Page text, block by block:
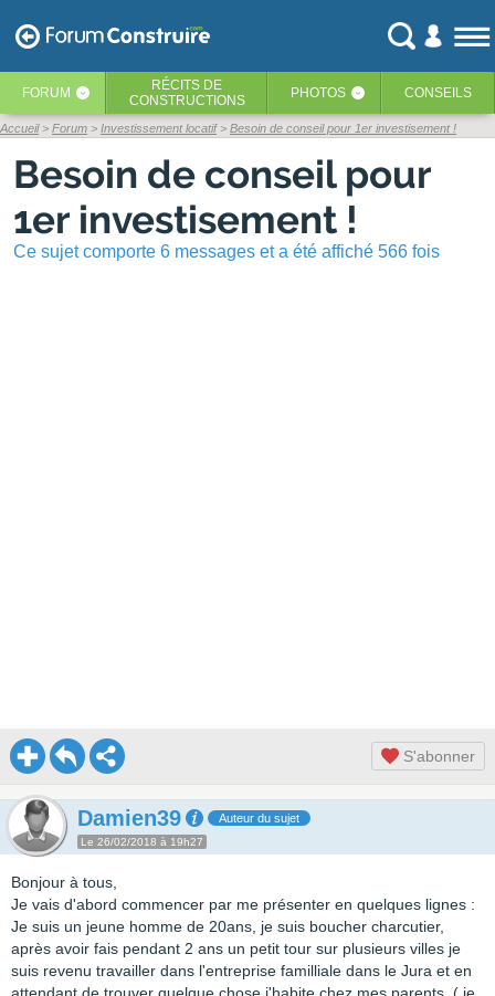
FORUM ‹ RÉCITS DE
CONSTRUCTIONS
PHOTOS ‹ CONSEILS
Accueil Forum Investissement locatif Besoin de conseil pour 1er investisement !
Besoin de conseil pour
1er investisement !
Ce sujet comporte 6 messages et a été affiché 566 fois
S'abonner
Damien39 Auteur du sujet
Le 26/02/2018 à 19h27
Bonjour à tous,
Je vais d'abord commencer par me présenter en quelques lignes :
Je suis un jeune homme de 20ans, je suis boucher charcutier,
après avoir fais pendant 2 ans un petit tour sur plusieurs villes je
suis revenu travailler dans l'entreprise familliale dans le Jura et en